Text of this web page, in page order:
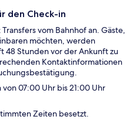
den Check-in
vom Bahnhof an. Gäste,
möchten, werden
48 Stunden vor der Ankunft zu
Kontaktinformationen
07:00 Uhr bis 21:00 Uhr
Zeiten besetzt.